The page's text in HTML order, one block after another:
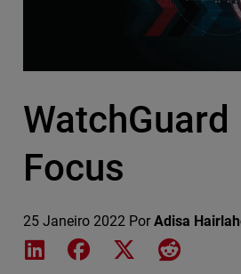
WatchGuard
Focus
25 Janeiro 2022 Por Adisa
Share on LinkedIn
Share on Facebook
Share on XShare on